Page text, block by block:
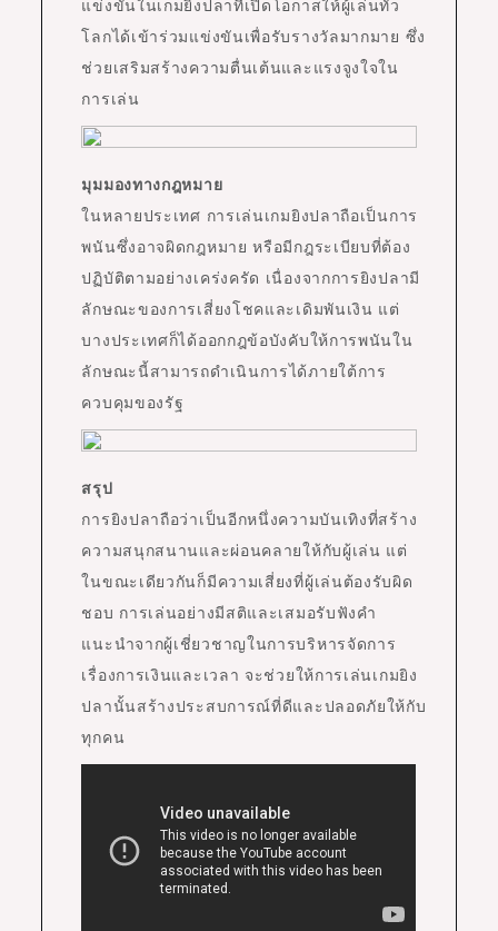
แข่งขันในเกมยิงปลาที่เปิดโอกาสให้ผู้เล่นทั่ว
โลกได้เข้าร่วมแข่งขันเพื่อรับรางวัลมากมาย ซึ่ง
ช่วยเสริมสร้างความตื่นเต้นและแรงจูงใจใน
การเล่น
มุมมองทางกฎหมาย
ในหลายประเทศ การเล่นเกมยิงปลาถือเป็นการ
พนันซึ่งอาจผิดกฎหมาย หรือมีกฎระเบียบที่ต้อง
ปฏิบัติตามอย่างเคร่งครัด เนื่องจากการยิงปลามี
ลักษณะของการเสี่ยงโชคและเดิมพันเงิน แต่
บางประเทศก็ได้ออกกฎข้อบังคับให้การพนันใน
ลักษณะนี้สามารถดำเนินการได้ภายใต้การ
ควบคุมของรัฐ
สรุป
การยิงปลาถือว่าเป็นอีกหนึ่งความบันเทิงที่สร้าง
ความสนุกสนานและผ่อนคลายให้กับผู้เล่น แต่
ในขณะเดียวกันก็มีความเสี่ยงที่ผู้เล่นต้องรับผิด
ชอบ การเล่นอย่างมีสติและเสมอรับฟังคำ
แนะนำจากผู้เชี่ยวชาญในการบริหารจัดการ
เรื่องการเงินและเวลา จะช่วยให้การเล่นเกมยิง
ปลานั้นสร้างประสบการณ์ที่ดีและปลอดภัยให้กับ
ทุกคน